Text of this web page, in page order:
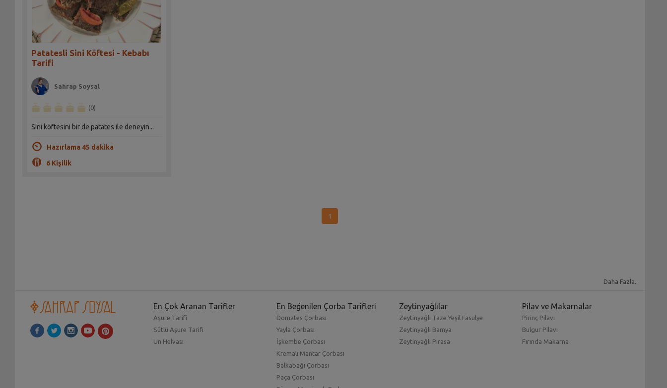
Patatesli Sini Köftesi - Kebabı
Tarifi
Sahrap Soysal
(0)
Sini köftesini bir de patates ile deneyin...
Hazırlama 45 dakika
6 Kişilik
1
Daha Fazla..
En Çok Aranan Tarifler
Aşure Tarifi
Sütlü Aşure Tarifi
Un Helvası
En Beğenilen Çorba Tarifleri
Domates Çorbası
Yayla Çorbası
İşkembe Çorbası
Kremalı Mantar Çorbası
Balkabağı Çorbası
Paça Çorbası
Zeytinyağlılar
Zeytinyağlı Taze Yeşil Fasulye
Zeytinyağlı Bamya
Zeytinyağlı Pırasa
Pilav ve Makarnalar
Pirinç Pilavı
Bulgur Pilavı
Fırında Makarna